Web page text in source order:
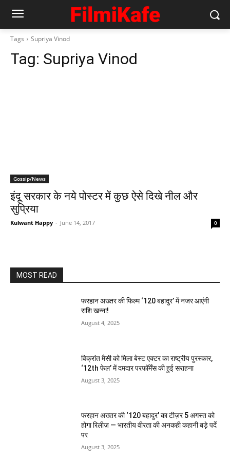
Tags Supriya Vinod
Tag: Supriya Vinod
Gossip/News
इंदू सरकार के नये पोस्‍टर में कुछ ऐसे दिखे नील और
सुप्रिया
Kulwant Happy - June 14, 2017 0
MOST READ
फरहान अख्तर की फिल्म ‘120 बहादुर’ में नजर आएंगी
राशि खन्ना!
August 4, 2025
विक्रांत मैसी को मिला बेस्ट एक्टर का राष्ट्रीय पुरस्कार,
‘12th फेल’ में दमदार परफॉर्मेंस की हुई सराहना
August 3, 2025
फरहान अख्तर की ‘120 बहादुर’ का टीज़र 5 अगस्त को
होगा रिलीज़ — भारतीय वीरता की अनकही कहानी बड़े पर्दे
पर
August 3, 2025